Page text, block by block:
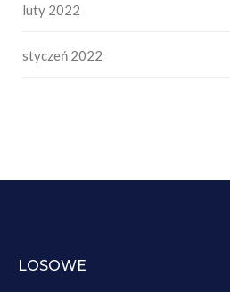
luty 2022
styczeń 2022
LOSOWE